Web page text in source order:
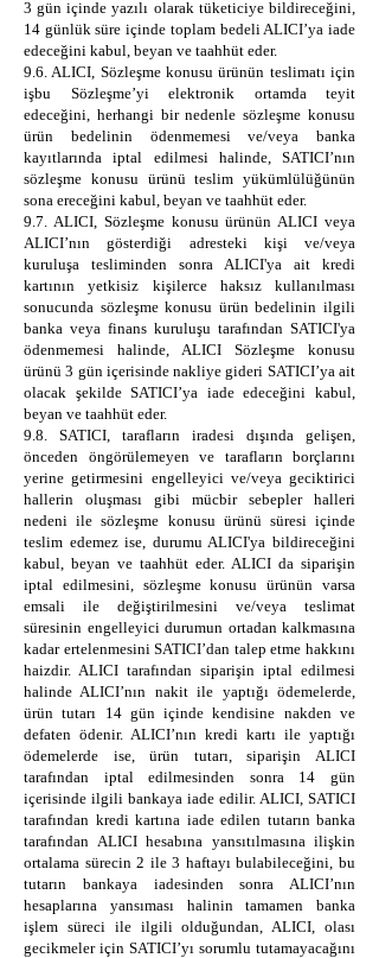
3 gün içinde yazılı olarak tüketiciye bildireceğini,
14 günlük süre içinde toplam bedeli ALICI’ya iade
edeceğini kabul, beyan ve taahhüt eder.
9.6. ALICI, Sözleşme konusu ürünün teslimatı için
işbu Sözleşme’yi elektronik ortamda teyit
edeceğini, herhangi bir nedenle sözleşme konusu
ürün bedelinin ödenmemesi ve/veya banka
kayıtlarında iptal edilmesi halinde, SATICI’nın
sözleşme konusu ürünü teslim yükümlülüğünün
sona ereceğini kabul, beyan ve taahhüt eder.
9.7. ALICI, Sözleşme konusu ürünün ALICI veya
ALICI’nın gösterdiği adresteki kişi ve/veya
kuruluşa tesliminden sonra ALICI'ya ait kredi
kartının yetkisiz kişilerce haksız kullanılması
sonucunda sözleşme konusu ürün bedelinin ilgili
banka veya finans kuruluşu tarafından SATICI'ya
ödenmemesi halinde, ALICI Sözleşme konusu
ürünü 3 gün içerisinde nakliye gideri SATICI’ya ait
olacak şekilde SATICI’ya iade edeceğini kabul,
beyan ve taahhüt eder.
9.8. SATICI, tarafların iradesi dışında gelişen,
önceden öngörülemeyen ve tarafların borçlarını
yerine getirmesini engelleyici ve/veya geciktirici
hallerin oluşması gibi mücbir sebepler halleri
nedeni ile sözleşme konusu ürünü süresi içinde
teslim edemez ise, durumu ALICI'ya bildireceğini
kabul, beyan ve taahhüt eder. ALICI da siparişin
iptal edilmesini, sözleşme konusu ürünün varsa
emsali ile değiştirilmesini ve/veya teslimat
süresinin engelleyici durumun ortadan kalkmasına
kadar ertelenmesini SATICI’dan talep etme hakkını
haizdir. ALICI tarafından siparişin iptal edilmesi
halinde ALICI’nın nakit ile yaptığı ödemelerde,
ürün tutarı 14 gün içinde kendisine nakden ve
defaten ödenir. ALICI’nın kredi kartı ile yaptığı
ödemelerde ise, ürün tutarı, siparişin ALICI
tarafından iptal edilmesinden sonra 14 gün
içerisinde ilgili bankaya iade edilir. ALICI, SATICI
tarafından kredi kartına iade edilen tutarın banka
tarafından ALICI hesabına yansıtılmasına ilişkin
ortalama sürecin 2 ile 3 haftayı bulabileceğini, bu
tutarın bankaya iadesinden sonra ALICI’nın
hesaplarına yansıması halinin tamamen banka
işlem süreci ile ilgili olduğundan, ALICI, olası
gecikmeler için SATICI’yı sorumlu tutamayacağını